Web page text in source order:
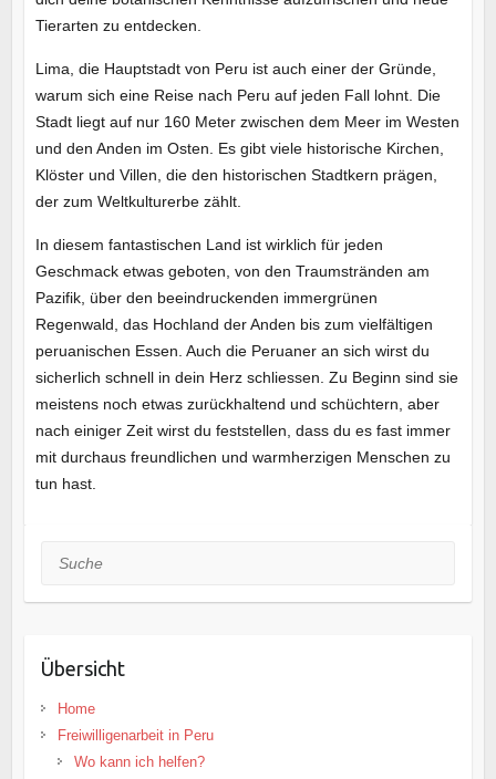
Tierarten zu entdecken.
Lima, die Hauptstadt von Peru ist auch einer der Gründe,
warum sich eine Reise nach Peru auf jeden Fall lohnt. Die
Stadt liegt auf nur 160 Meter zwischen dem Meer im Westen
und den Anden im Osten. Es gibt viele historische Kirchen,
Klöster und Villen, die den historischen Stadtkern prägen,
der zum Weltkulturerbe zählt.
In diesem fantastischen Land ist wirklich für jeden
Geschmack etwas geboten, von den Traumstränden am
Pazifik, über den beeindruckenden immergrünen
Regenwald, das Hochland der Anden bis zum vielfältigen
peruanischen Essen. Auch die Peruaner an sich wirst du
sicherlich schnell in dein Herz schliessen. Zu Beginn sind sie
meistens noch etwas zurückhaltend und schüchtern, aber
nach einiger Zeit wirst du feststellen, dass du es fast immer
mit durchaus freundlichen und warmherzigen Menschen zu
tun hast.
Suche
Übersicht
Home
Freiwilligenarbeit in Peru
Wo kann ich helfen?